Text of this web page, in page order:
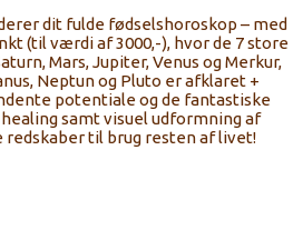
dit fulde fødselshoroskop – med
(til værdi af 3000,-), hvor de 7 store
Mars, Jupiter, Venus og Merkur,
Neptun og Pluto er afklaret +
potentiale og de fantastiske
samt visuel udformning af
redskaber til brug resten af livet!